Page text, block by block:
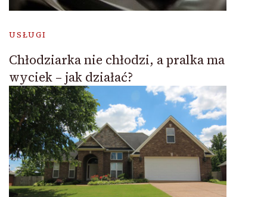
USŁUGI
Chłodziarka nie chłodzi, a pralka ma
wyciek – jak działać?